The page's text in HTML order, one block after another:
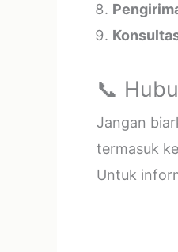
📞
Jangan
termasuk
Untuk